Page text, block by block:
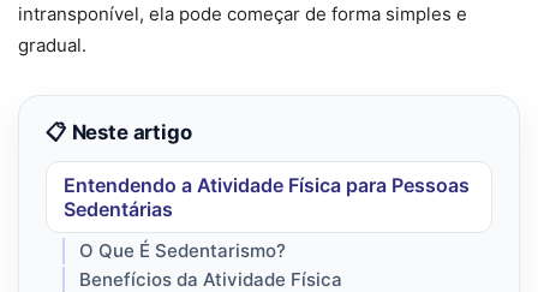
intransponível, ela pode começar de forma simples e
gradual.
📋 Neste artigo
Entendendo a Atividade Física para Pessoas
Sedentárias
O Que É Sedentarismo?
Benefícios da Atividade Física